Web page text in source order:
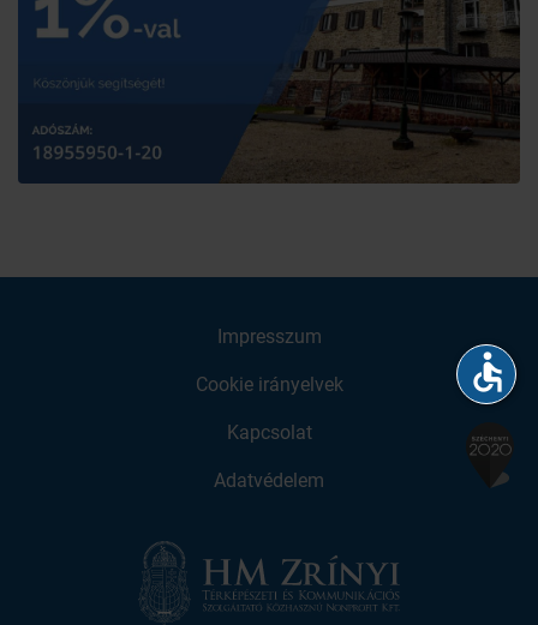
Impresszum
Cookie irányelvek
Kapcsolat
Adatvédelem
accessible